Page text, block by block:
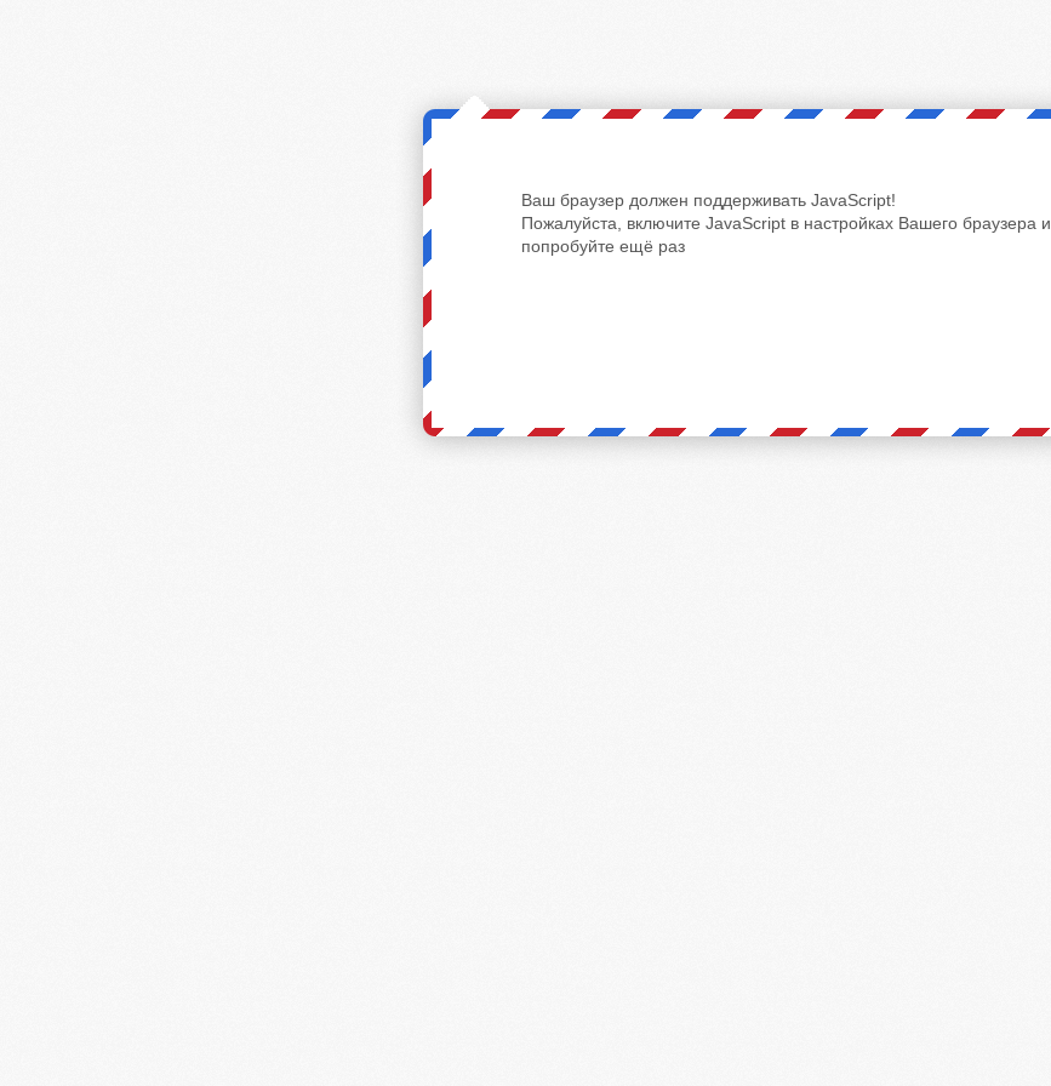
Ваш браузер должен поддерживать JavaScript!
Пожалуйста, включите JavaScript в настройках Вашего браузера и
попробуйте ещё раз